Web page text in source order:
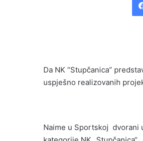
Da NK “Stupčanica”
uspješno realizovanih
Naime u Sportskoj dvorani